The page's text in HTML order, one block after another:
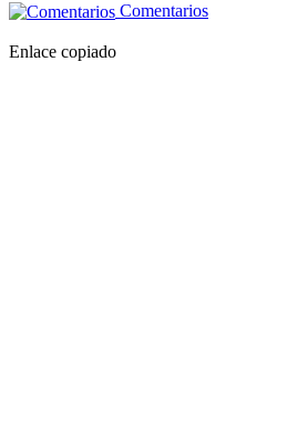
Comentarios
Enlace copiado